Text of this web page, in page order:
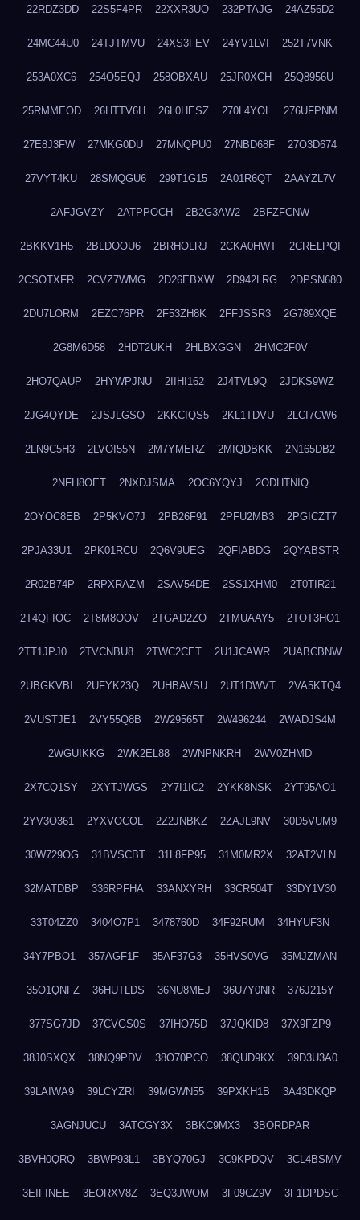
22RDZ3DD 22S5F4PR 22XXR3UO 232PTAJG 24AZ56D2
24MC44U0 24TJTMVU 24XS3FEV 24YV1LVI 252T7VNK
253A0XC6 254O5EQJ 258OBXAU 25JR0XCH 25Q8956U
25RMMEOD 26HTTV6H 26L0HESZ 270L4YOL 276UFPNM
27E8J3FW 27MKG0DU 27MNQPU0 27NBD68F 27O3D674
27VYT4KU 28SMQGU6 299T1G15 2A01R6QT 2AAYZL7V
2AFJGVZY 2ATPPOCH 2B2G3AW2 2BFZFCNW
2BKKV1H5 2BLDOOU6 2BRHOLRJ 2CKA0HWT 2CRELPQI
2CSOTXFR 2CVZ7WMG 2D26EBXW 2D942LRG 2DPSN680
2DU7LORM 2EZC76PR 2F53ZH8K 2FFJSSR3 2G789XQE
2G8M6D58 2HDT2UKH 2HLBXGGN 2HMC2F0V
2HO7QAUP 2HYWPJNU 2IIHI162 2J4TVL9Q 2JDKS9WZ
2JG4QYDE 2JSJLGSQ 2KKCIQS5 2KL1TDVU 2LCI7CW6
2LN9C5H3 2LVOI55N 2M7YMERZ 2MIQDBKK 2N165DB2
2NFH8OET 2NXDJSMA 2OC6YQYJ 2ODHTNIQ
2OYOC8EB 2P5KVO7J 2PB26F91 2PFU2MB3 2PGICZT7
2PJA33U1 2PK01RCU 2Q6V9UEG 2QFIABDG 2QYABSTR
2R02B74P 2RPXRAZM 2SAV54DE 2SS1XHM0 2T0TIR21
2T4QFIOC 2T8M8OOV 2TGAD2ZO 2TMUAAY5 2TOT3HO1
2TT1JPJ0 2TVCNBU8 2TWC2CET 2U1JCAWR 2UABCBNW
2UBGKVBI 2UFYK23Q 2UHBAVSU 2UT1DWVT 2VA5KTQ4
2VUSTJE1 2VY55Q8B 2W29565T 2W496244 2WADJS4M
2WGUIKKG 2WK2EL88 2WNPNKRH 2WV0ZHMD
2X7CQ1SY 2XYTJWGS 2Y7I1IC2 2YKK8NSK 2YT95AO1
2YV3O361 2YXVOCOL 2Z2JNBKZ 2ZAJL9NV 30D5VUM9
30W729OG 31BVSCBT 31L8FP95 31M0MR2X 32AT2VLN
32MATDBP 336RPFHA 33ANXYRH 33CR504T 33DY1V30
33T04ZZ0 3404O7P1 3478760D 34F92RUM 34HYUF3N
34Y7PBO1 357AGF1F 35AF37G3 35HVS0VG 35MJZMAN
35O1QNFZ 36HUTLDS 36NU8MEJ 36U7Y0NR 376J215Y
377SG7JD 37CVGS0S 37IHO75D 37JQKID8 37X9FZP9
38J0SXQX 38NQ9PDV 38O70PCO 38QUD9KX 39D3U3A0
39LAIWA9 39LCYZRI 39MGWN55 39PXKH1B 3A43DKQP
3AGNJUCU 3ATCGY3X 3BKC9MX3 3BORDPAR
3BVH0QRQ 3BWP93L1 3BYQ70GJ 3C9KPDQV 3CL4BSMV
3EIFINEE 3EORXV8Z 3EQ3JWOM 3F09CZ9V 3F1DPDSC